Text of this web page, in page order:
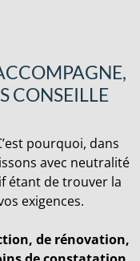
CONSEILLE
pourquoi, dans
avec neutralité
étant de trouver la
exigences.
de rénovation,